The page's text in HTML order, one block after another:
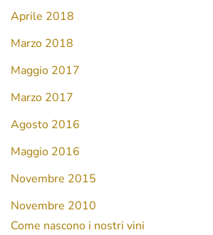
Aprile 2018
Marzo 2018
Maggio 2017
Marzo 2017
Agosto 2016
Maggio 2016
Novembre 2015
Novembre 2010
Come nascono i nostri vini